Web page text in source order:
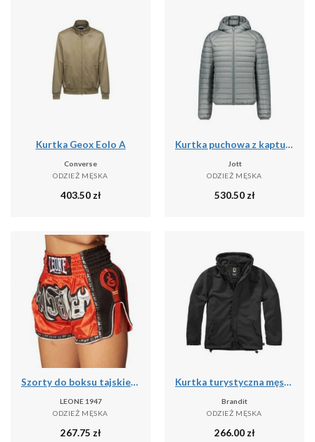
Kurtka Geox Eolo A
Converse
ODZIEŻ MĘSKA
403.50 zł
Kurtka puchowa z kapturem JOTT Nico
Jott
ODZIEŻ MĘSKA
530.50 zł
Szorty do boksu tajskiego Leone Bangkok
LEONE 1947
ODZIEŻ MĘSKA
267.75 zł
Kurtka turystyczna męska Brandit Frontzip Windbreaker Czarna
Brandit
ODZIEŻ MĘSKA
266.00 zł